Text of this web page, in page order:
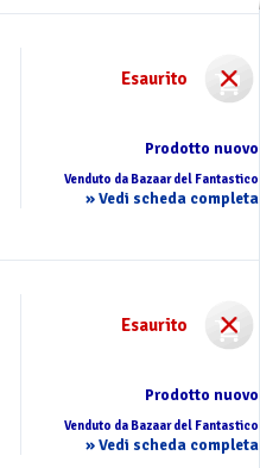
Esaurito
Prodotto nuovo
Venduto da Bazaar del Fantastico
» Vedi scheda completa
Esaurito
Prodotto nuovo
Venduto da Bazaar del Fantastico
» Vedi scheda completa